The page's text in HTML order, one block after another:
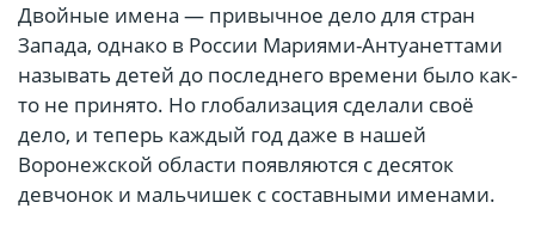
Двойные имена — привычное дело для стран
Запада, однако в России Мариями-Антуанеттами
называть детей до последнего времени было как-
то не принято. Но глобализация сделали своё
дело, и теперь каждый год даже в нашей
Воронежской области появляются с десяток
девчонок и мальчишек с составными именами.